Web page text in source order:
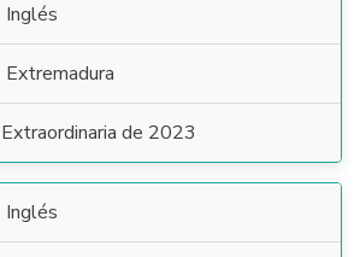
Inglés
Extremadura
Extraordinaria de 2023
Inglés